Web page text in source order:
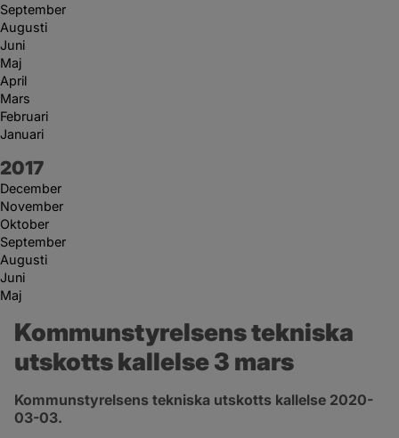
September
Augusti
Juni
Maj
April
Mars
Februari
Januari
År:
2017
December
November
Oktober
September
Augusti
Juni
Maj
Kommunstyrelsens tekniska
utskotts kallelse 3 mars
Kommunstyrelsens tekniska utskotts kallelse 2020-
03-03.